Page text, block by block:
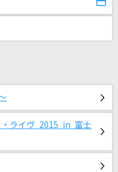
・ライヴ 2015 in 富士